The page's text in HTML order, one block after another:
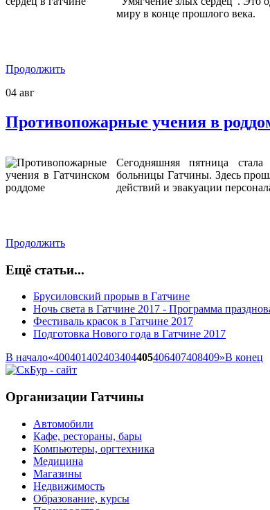
миру в конце прошлого века.
Продолжить
04 авг
Противопожарные учения в
Сегодняшняя пятница
больницы Гатчины. Здесь
действий и эвакуации
Продолжить
Ещё статьи...
Брусиловский прорыв в Гатчине
Ночь света в Гатчине 2017 - Программа
Фестиваль красок в Гатчине 2017
Подготовка Нового года в Гатчине 2017
В начало«400401402403404405406407408409»В конец
Организации Гатчины
Автомобили
Кафе, рестораны, бары
Компьютеры, оргтехника
Медицина
Магазины
Недвижимость
Образование, курсы